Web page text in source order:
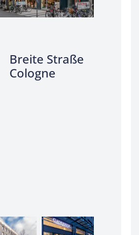
Breite Straße
Cologne